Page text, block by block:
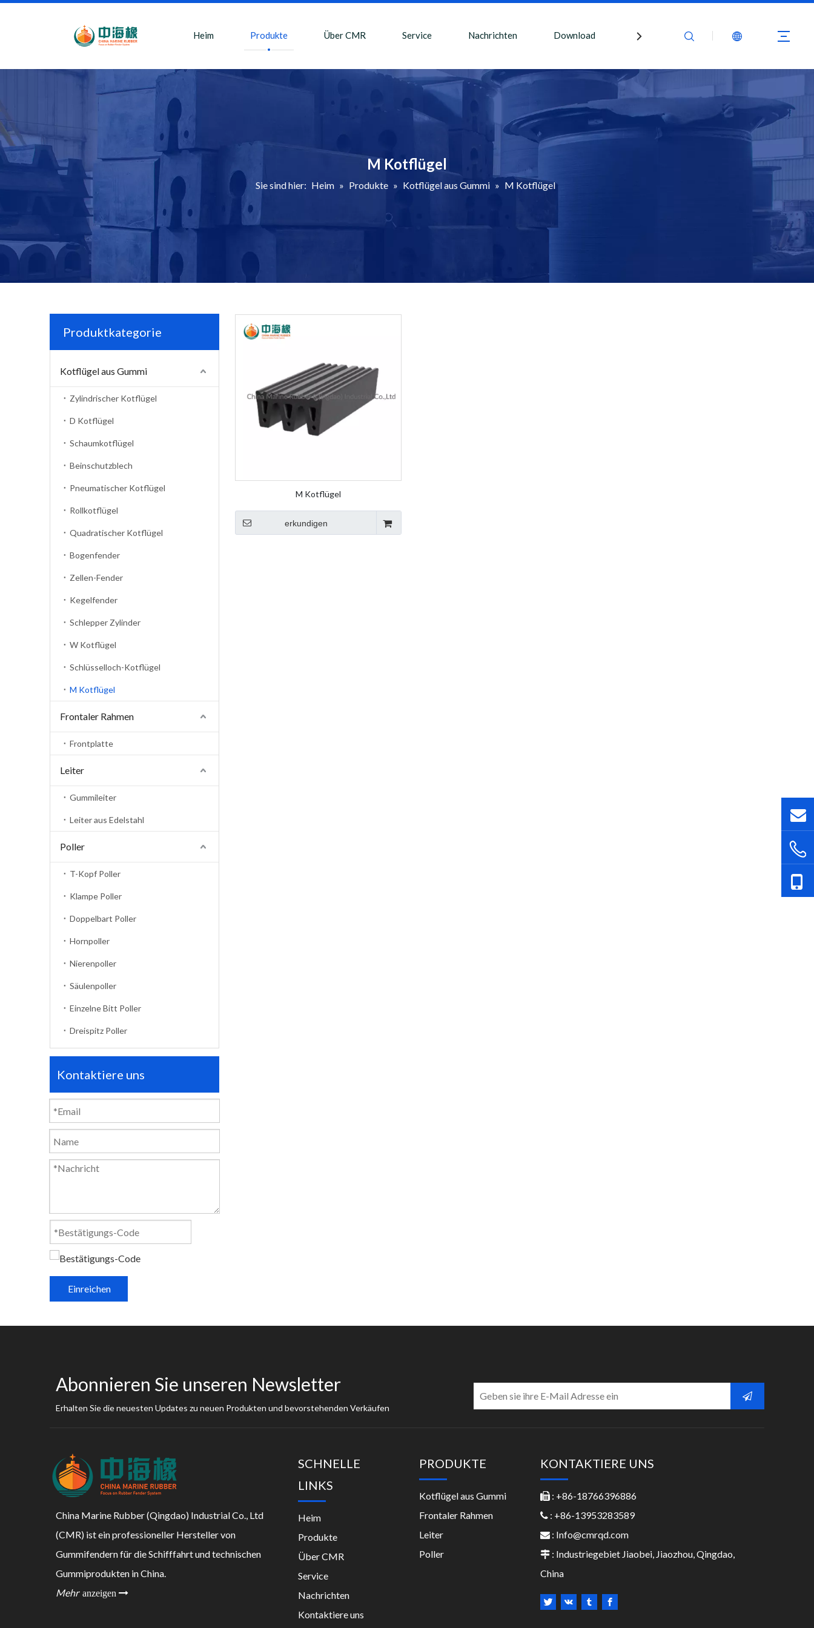
Heim Produkte Über CMR Service Nachrichten Download Kontaktiere uns
M Kotflügel
Sie sind hier: Heim » Produkte » Kotflügel aus Gummi » M Kotflügel
Produktkategorie
Kotflügel aus Gummi
Zylindrischer Kotflügel
D Kotflügel
Schaumkotflügel
Beinschutzblech
Pneumatischer Kotflügel
Rollkotflügel
Quadratischer Kotflügel
Bogenfender
Zellen-Fender
Kegelfender
Schlepper Zylinder
W Kotflügel
Schlüsselloch-Kotflügel
M Kotflügel
Frontaler Rahmen
Frontplatte
Leiter
Gummileiter
Leiter aus Edelstahl
Poller
T-Kopf Poller
Klampe Poller
Doppelbart Poller
Hornpoller
Nierenpoller
Säulenpoller
Einzelne Bitt Poller
Dreispitz Poller
Kontaktiere uns
Einreichen
M Kotflügel
erkundigen
Abonnieren Sie unseren Newsletter
Erhalten Sie die neuesten Updates zu neuen Produkten und bevorstehenden Verkäufen
China Marine Rubber (Qingdao) Industrial Co., Ltd
(CMR) ist ein professioneller Hersteller von
Gummifendern für die Schifffahrt und technischen
Gummiprodukten in China.
Mehr anzeigen 
SCHNELLE
LINKS
Heim
Produkte
Über CMR
Service
Nachrichten
Kontaktiere uns
PRODUKTE
Kotflügel aus Gummi
Frontaler Rahmen
Leiter
Poller
KONTAKTIERE UNS
 : +86-18766396886
 : +86-13953283589
 : Info@cmrqd.com
 : Industriegebiet Jiaobei, Jiaozhou, Qingdao,
China